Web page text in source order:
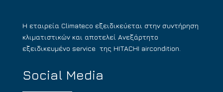
Η εταιρεία Climateco εξειδικεύεται στην συντήρηση
κλιματιστικών και αποτελεί Ανεξάρτητο
εξειδικευμένο service της HITACHI aircondition.
Social Media